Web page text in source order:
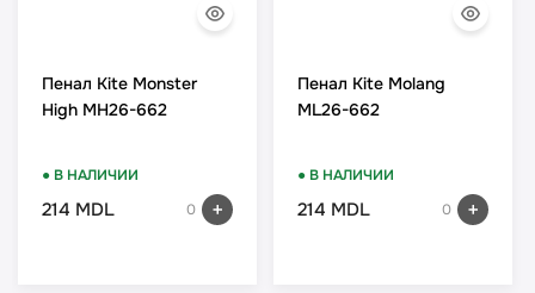
Пенал Kite Monster
High MH26-662
● В НАЛИЧИИ
214 MDL 0
Пенал Kite Molang
ML26-662
● В НАЛИЧИИ
214 MDL 0